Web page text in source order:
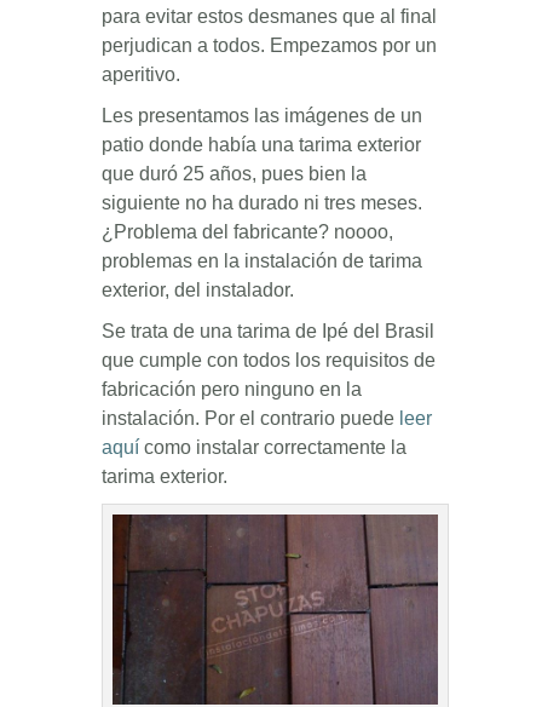
para evitar estos desmanes que al final
perjudican a todos. Empezamos por un
aperitivo.
Les presentamos las imágenes de un
patio donde había una tarima exterior
que duró 25 años, pues bien la
siguiente no ha durado ni tres meses.
¿Problema del fabricante? noooo,
problemas en la instalación de tarima
exterior, del instalador.
Se trata de una tarima de Ipé del Brasil
que cumple con todos los requisitos de
fabricación pero ninguno en la
instalación. Por el contrario puede leer
aquí como instalar correctamente la
tarima exterior.